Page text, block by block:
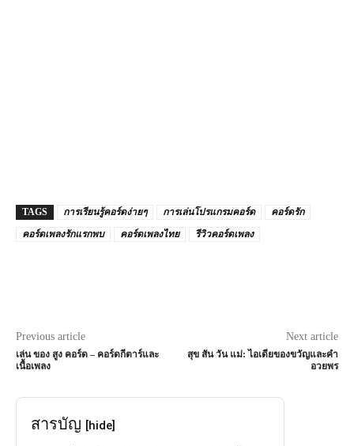
TAGS การเรียนรู้คอร์ดง่ายๆ การเล่นโปรแกรมคอร์ด
คอร์ดรัก
คอร์ดเพลงรักแรกพบ
คอร์ดเพลงไทย รีวิวคอร์ดเพลง
Previous article
เล่น ของ สูง คอร์ด – คอร์ดกีตาร์และ
เนื้อเพลง
Next article
สุข สัน วัน แม่: ไอเดียของขวัญและคำ
อวยพร
สารบัญ [hide]